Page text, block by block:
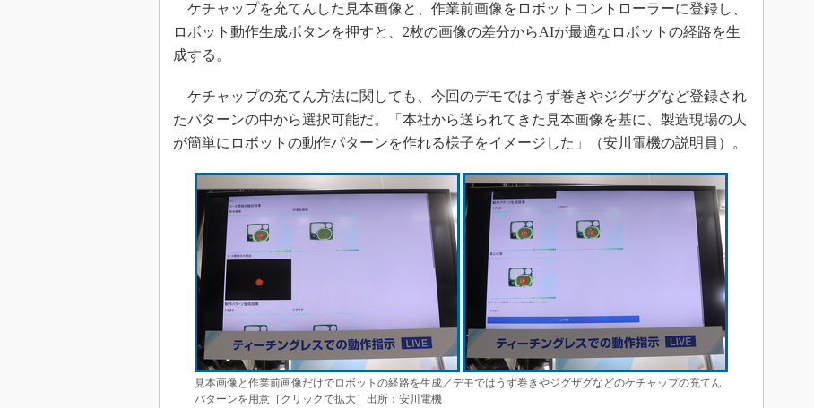
ケチャップを充てんした見本画像と、作業前画像をロボットコントローラーに登録し、
ロボット動作生成ボタンを押すと、2枚の画像の差分からAIが最適なロボットの経路を生
成する。
ケチャップの充てん方法に関しても、今回のデモではうず巻きやジグザグなど登録され
たパターンの中から選択可能だ。「本社から送られてきた見本画像を基に、製造現場の人
が簡単にロボットの動作パターンを作れる様子をイメージした」（安川電機の説明員）。
見本画像と作業前画像だけでロボットの経路を生成／デモではうず巻きやジグザグなどのケチャップの充てん
パターンを用意［クリックで拡大］出所：安川電機